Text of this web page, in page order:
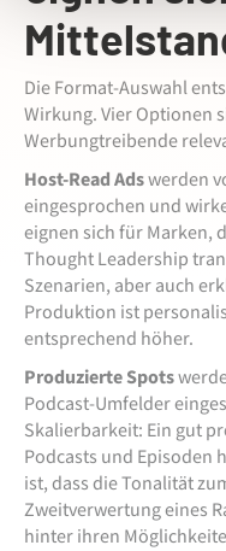
Die Format-Auswahl
Wirkung. Vier Optionen
Werbungtreibende
Host-Read Adswerden
eingesprochen und
eignen sich für Marken,
Thought Leadership
Szenarien, aber auch
Produktion ist
entsprechend höher.
Produzierte Spots
Podcast-Umfelder
Skalierbarkeit: Ein gut
Podcasts und Episoden
ist, dass die Tonalität
Zweitverwertung eines
hinter ihren